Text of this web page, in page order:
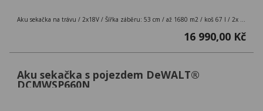
Aku sekačka na trávu / 2x18V / Šířka záběru: 53 cm / až 1680 m2 / koš 67 l / 2x 8.0 Ah
16 990,00 Kč
Aku sekačka s pojezdem DeWALT®
DCMWSP660N